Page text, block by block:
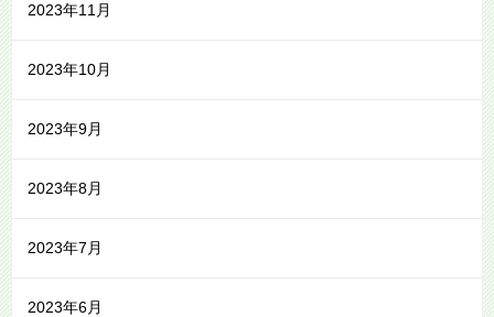
2023年11月
2023年10月
2023年9月
2023年8月
2023年7月
2023年6月